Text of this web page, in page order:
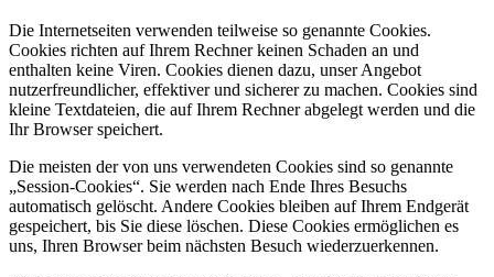
Die Internetseiten verwenden teilweise so genannte Cookies.
Cookies richten auf Ihrem Rechner keinen Schaden an und
enthalten keine Viren. Cookies dienen dazu, unser Angebot
nutzerfreundlicher, effektiver und sicherer zu machen. Cookies sind
kleine Textdateien, die auf Ihrem Rechner abgelegt werden und die
Ihr Browser speichert.
Die meisten der von uns verwendeten Cookies sind so genannte
„Session-Cookies“. Sie werden nach Ende Ihres Besuchs
automatisch gelöscht. Andere Cookies bleiben auf Ihrem Endgerät
gespeichert, bis Sie diese löschen. Diese Cookies ermöglichen es
uns, Ihren Browser beim nächsten Besuch wiederzuerkennen.